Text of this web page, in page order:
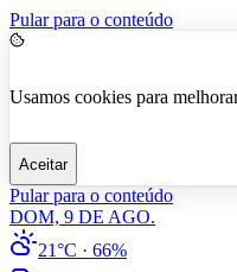
Pular para o conteúdo
Usamos cookies para
Aceitar
Pular para o conteúdo
DOM, 9 DE AGO.
21°C · 66%